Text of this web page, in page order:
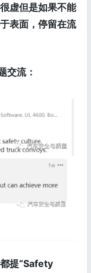
虚但是如果不能
表面，停留在流
交流：
提“Safety